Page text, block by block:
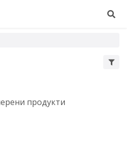
продукти